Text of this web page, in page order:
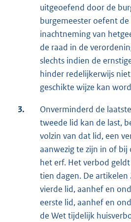
uitgeoefend door de
burgemeester oefent
inachtneming van
de raad in de
slechts indien de
hinder redelijkerwijs
geschikte wijze kan
3.
Onverminderd de
tweede lid kan de last,
volzin van dat lid, een
aanwezig te zijn in of
het erf. Het verbod
tien dagen. De artikelen
vierde lid, aanhef en
eerste lid, aanhef en
de Wet tijdelijk